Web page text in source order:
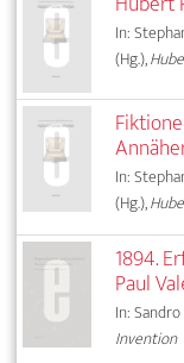
In:
(Hg.),
In:
(Hg.),
1894.
Paul
In:
Invention